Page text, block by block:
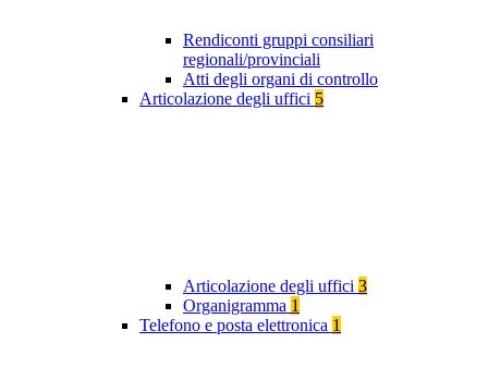
Rendiconti gruppi consiliari
regionali/provinciali
Atti degli organi di controllo
Articolazione degli uffici 5
Articolazione degli uffici 3
Organigramma 1
Telefono e posta elettronica 1